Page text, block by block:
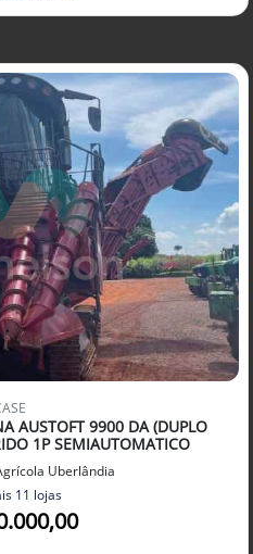
AUSTOFT 9900 DA (DUPLO
1P SEMIAUTOMATICO
Uberlândia
11 lojas